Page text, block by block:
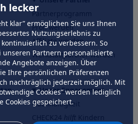
lecker
klar” ermöglichen Sie uns Ihnen
Nutzungserlebnis zu
zu verbessern. So
Partnern personalisierte
Angebote anzeigen. Über
Ihre persönlichen Präferenzen
nachträglich jederzeit möglich. Mit
Cookies” werden lediglich
Cookies gespeichert.
Partnerprogramm
Profi werden
Affiliate werden
Werkstattpartner werden
Unser Engagement
Nachhaltigkeit